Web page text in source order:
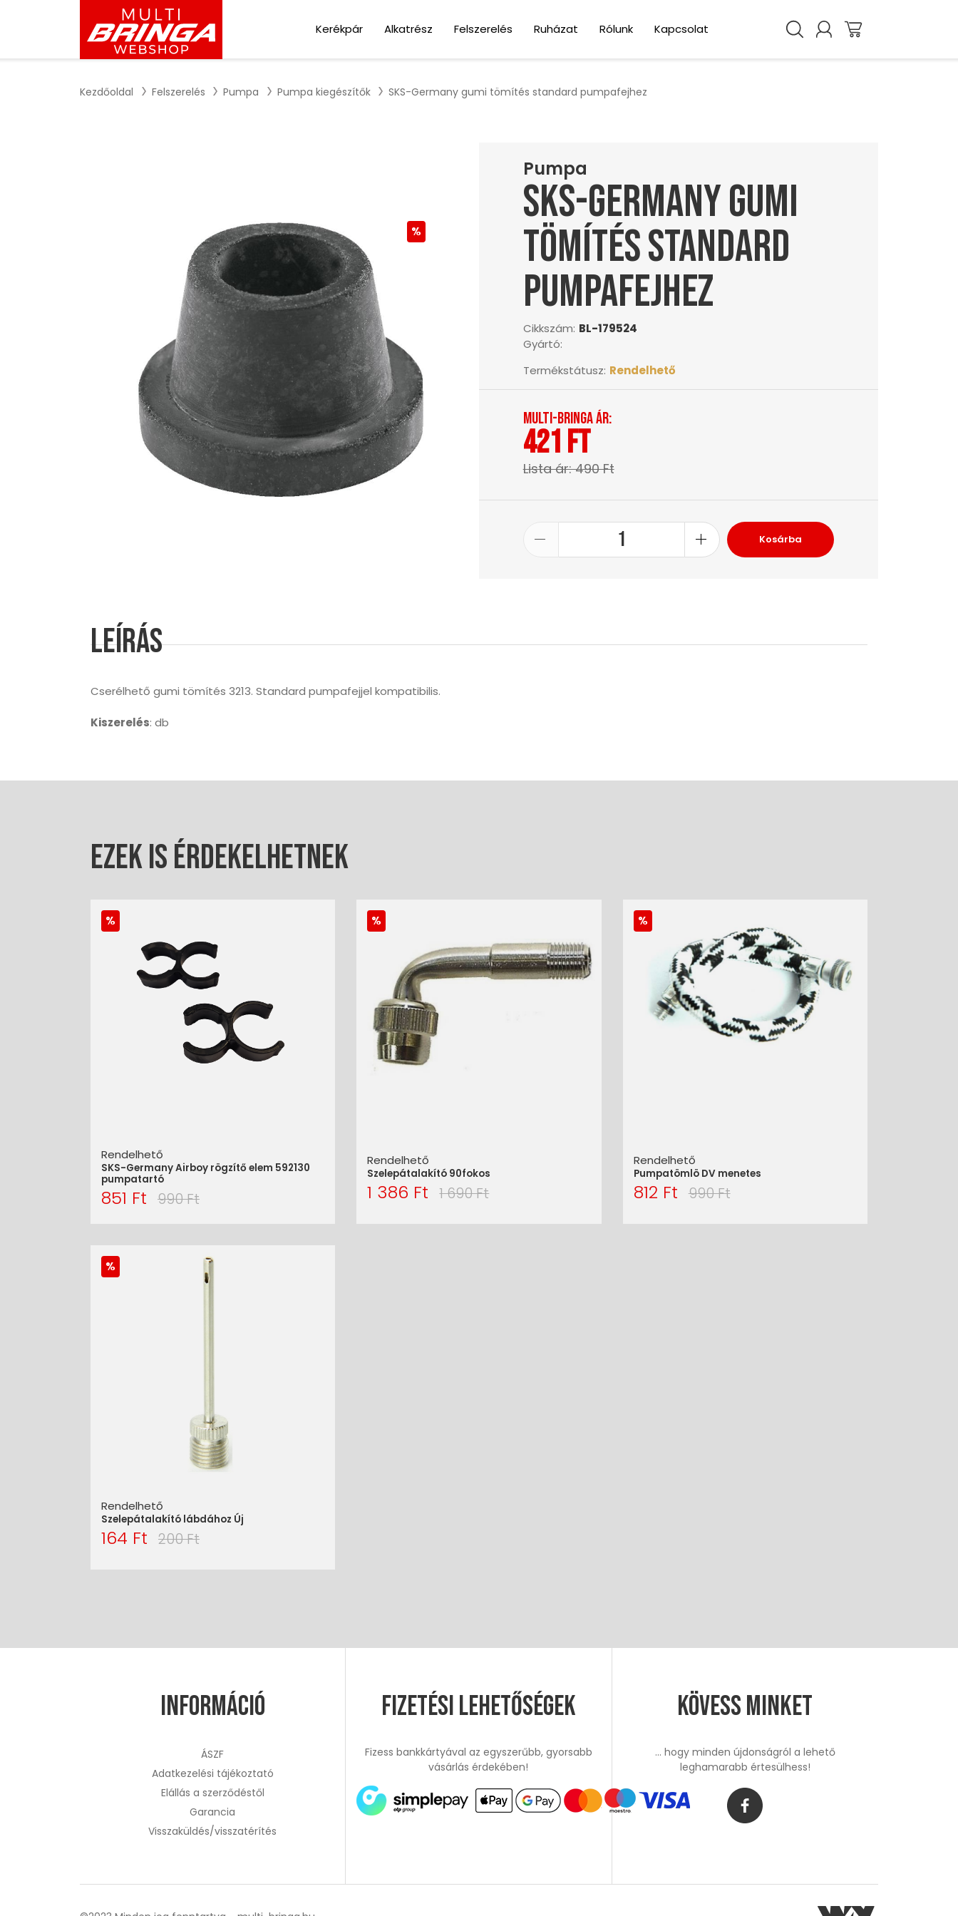
Kerékpár Alkatrész Felszerelés Ruházat Rólunk Kapcsolat
Kezdőoldal Felszerelés Pumpa Pumpa kiegészítők SKS-Germany gumi tömítés standard pumpafejhez
Pumpa
SKS-Germany gumi
tömítés standard
pumpafejhez
Cikkszám: BL-179524
Gyártó:
Termékstátusz: Rendelhető
Multi-Bringa ár:
421 Ft
Lista ár: 490 Ft
Kosárba
Leírás
Cserélhető gumi tömítés 3213. Standard pumpafejjel kompatibilis.
Kiszerelés: db
Ezek is érdekelhetnek
Rendelhető
SKS-Germany Airboy rögzítő elem 592130
pumpatartó
851 Ft 990 Ft
Rendelhető
Szelepátalakító 90fokos
1 386 Ft 1 690 Ft
Rendelhető
Pumpatömlö DV menetes
812 Ft 990 Ft
Rendelhető
Szelepátalakító lábdához Új
164 Ft 200 Ft
Kövess minket
... hogy minden újdonságról a lehető
leghamarabb értesülhess!
Információ
ÁSZF
Adatkezelési tájékoztató
Elállás a szerződéstől
Garancia
Visszaküldés/visszatérítés
Fizetési lehetőségek
Fizess bankkártyával az egyszerűbb, gyorsabb
vásárlás érdekében!